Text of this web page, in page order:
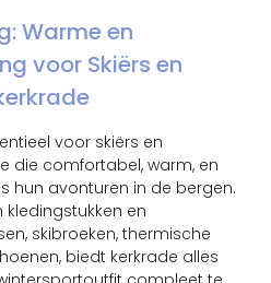
Warme en
voor Skiërs en
voor skiërs en
die comfortabel, warm, en
hun avonturen in de bergen.
en
skibroeken, thermische
biedt kerkrade alles